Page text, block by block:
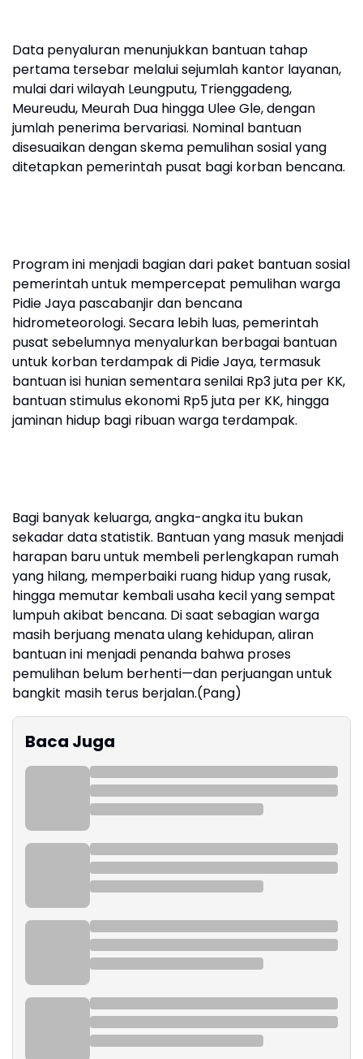
Data penyaluran menunjukkan bantuan tahap
pertama tersebar melalui sejumlah kantor layanan,
mulai dari wilayah Leungputu, Trienggadeng,
Meureudu, Meurah Dua hingga Ulee Gle, dengan
jumlah penerima bervariasi. Nominal bantuan
disesuaikan dengan skema pemulihan sosial yang
ditetapkan pemerintah pusat bagi korban bencana.
Program ini menjadi bagian dari paket bantuan sosial
pemerintah untuk mempercepat pemulihan warga
Pidie Jaya pascabanjir dan bencana
hidrometeorologi. Secara lebih luas, pemerintah
pusat sebelumnya menyalurkan berbagai bantuan
untuk korban terdampak di Pidie Jaya, termasuk
bantuan isi hunian sementara senilai Rp3 juta per KK,
bantuan stimulus ekonomi Rp5 juta per KK, hingga
jaminan hidup bagi ribuan warga terdampak.
Bagi banyak keluarga, angka-angka itu bukan
sekadar data statistik. Bantuan yang masuk menjadi
harapan baru untuk membeli perlengkapan rumah
yang hilang, memperbaiki ruang hidup yang rusak,
hingga memutar kembali usaha kecil yang sempat
lumpuh akibat bencana. Di saat sebagian warga
masih berjuang menata ulang kehidupan, aliran
bantuan ini menjadi penanda bahwa proses
pemulihan belum berhenti—dan perjuangan untuk
bangkit masih terus berjalan.(Pang)
Baca Juga